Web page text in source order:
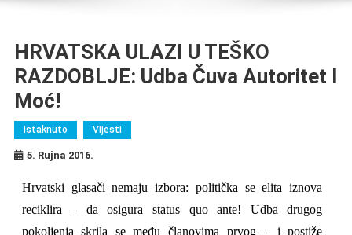
HRVATSKA ULAZI U TEŠKO
RAZDOBLJE: Udba Čuva Autoritet I
Moć!
Istaknuto Vijesti
5. Rujna 2016.
Hrvatski glasači nemaju izbora: politička se elita iznova
reciklira – da osigura status quo ante! Udba drugog
pokoljenja skrila se među članovima prvog – i postiže